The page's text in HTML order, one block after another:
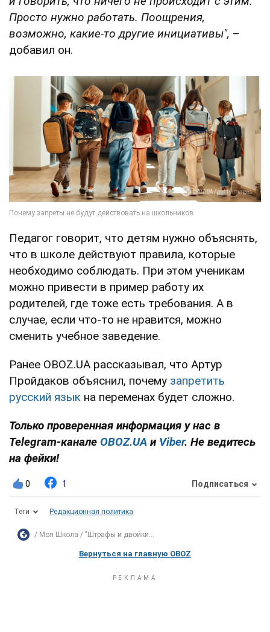
Просто нужно работать. Поощрения,
возможно, какие-то другие инициативы", –
добавил он.
Педагог говорит, что детям нужно объяснять,
что в школе действуют правила, которые
необходимо соблюдать. При этом ученикам
можно привести в пример работу их
родителей, где тоже есть требования. А в
случае, если что-то не нравится, можно
сменить учебное заведение.
Ранее OBOZ.UA рассказывал, что Артур
Пройдаков объяснил, почему запретить
русский язык на переменах будет сложно.
Только проверенная информация у нас в
Telegram-канале OBOZ.UA и Viber. Не ведитесь
на фейки!
0 1 Подписаться
Теги Редакционная политика
Моя Школа "Штрафы и двойки...
Вернуться на главную OBOZ